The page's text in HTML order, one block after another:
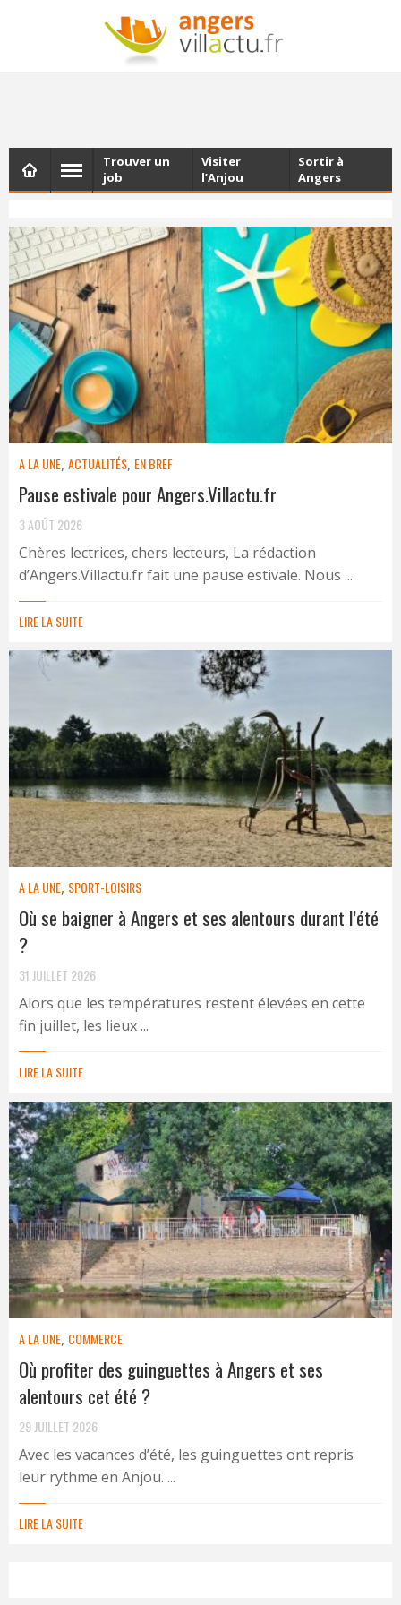
NEWSLETTER
Les dernières actualités d'Angers, chaque vendredi dans
Trouver un
job
Visiter
l’Anjou
Sortir à
Angers
A LA UNE, ACTUALITÉS, EN BREF
Pause estivale pour Angers.Villactu.fr
3 AOÛT 2026
Chères lectrices, chers lecteurs, La rédaction
d’Angers.Villactu.fr fait une pause estivale. Nous ...
LIRE LA SUITE
A LA UNE, SPORT-LOISIRS
Où se baigner à Angers et ses alentours durant l’été
?
31 JUILLET 2026
Alors que les températures restent élevées en cette
fin juillet, les lieux ...
LIRE LA SUITE
A LA UNE, COMMERCE
Où profiter des guinguettes à Angers et ses
alentours cet été ?
29 JUILLET 2026
Avec les vacances d’été, les guinguettes ont repris
leur rythme en Anjou. ...
LIRE LA SUITE